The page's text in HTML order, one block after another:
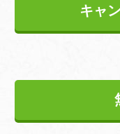
キャ